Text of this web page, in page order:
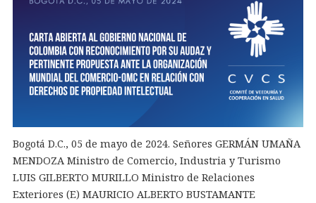
Bogotá D.C., 05 de mayo de 2024. Señores GERMÁN UMAÑA
MENDOZA Ministro de Comercio, Industria y Turismo
LUIS GILBERTO MURILLO Ministro de Relaciones
Exteriores (E) MAURICIO ALBERTO BUSTAMANTE